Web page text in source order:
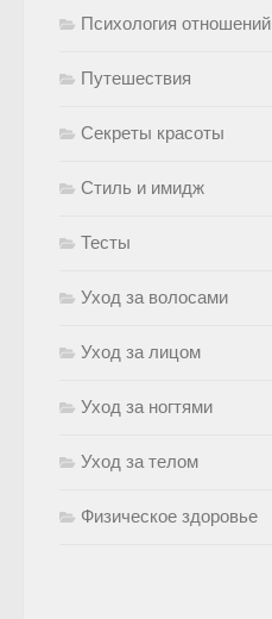
Психология отношений
Путешествия
Секреты красоты
Стиль и имидж
Тесты
Уход за волосами
Уход за лицом
Уход за ногтями
Уход за телом
Физическое здоровье